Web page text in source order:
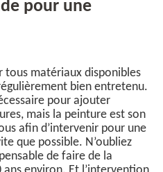
pour une
tous matériaux disponibles
bien entretenu.
pour ajouter
mais la peinture est son
afin d’intervenir pour une
que possible. N’oubliez
de faire de la